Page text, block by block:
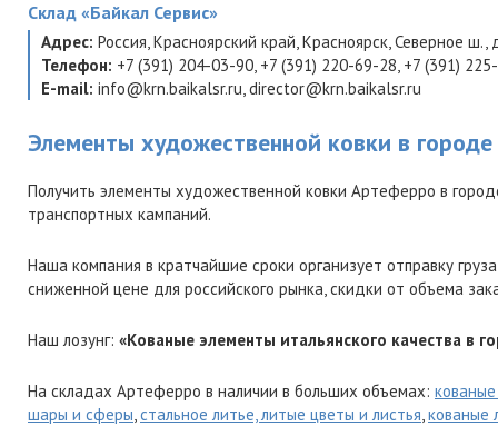
Склад «Байкал Сервис»
Адрес: Россия,Красноярский край,Красноярск,Северное ш.,
Телефон: +7 (391) 204-03-90, +7 (391) 220-69-28, +7 (391)
E-mail: info@krn.baikalsr.ru,director@krn.baikalsr.ru
Элементы художественной ковки в
Получить элементы художественной ковки Артеферро в
транспортных кампаний.
Наша компания в кратчайшие сроки организует отправку
сниженной цене для российского рынка, скидки от объема
Наш лозунг: «Кованые элементы итальянского качества в
На складах Артеферро в наличии в больших объемах:
шары и сферы,стальное литье, литые цветы и листья,кованые